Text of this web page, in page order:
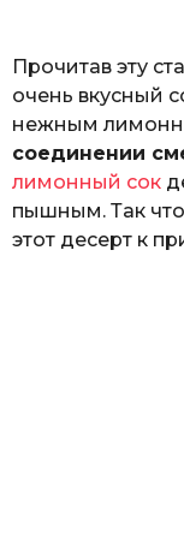
Прочитав эту
очень вкусный
нежным
соединении
лимонный сок
пышным. Так
этот десерт к